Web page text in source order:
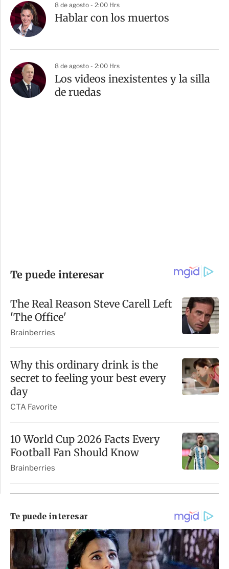
8 de agosto - 2:00 Hrs
Hablar con los muertos
8 de agosto - 2:00 Hrs
Los videos inexistentes y la silla
de ruedas